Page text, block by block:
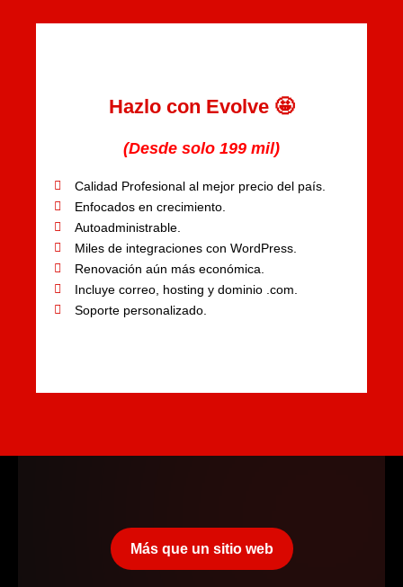
Hazlo con Evolve 🤩
(Desde solo 199 mil)
Calidad Profesional al mejor precio del país.
Enfocados en crecimiento.
Autoadministrable.
Miles de integraciones con WordPress.
Renovación aún más económica.
Incluye correo, hosting y dominio .com.
Soporte personalizado.
Más que un sitio web